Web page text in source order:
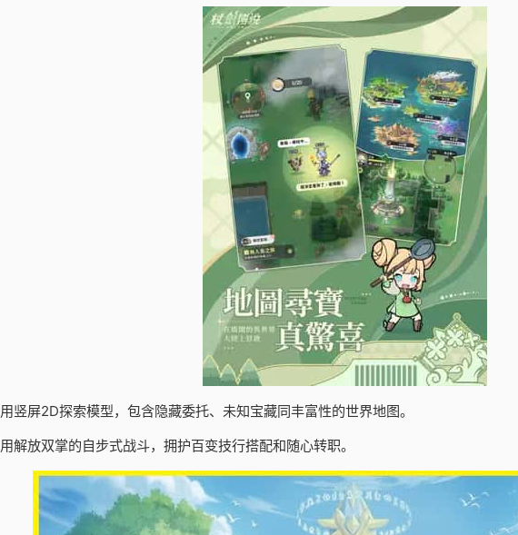
竖屏2D探索模型，包含隐藏委托、未知宝藏同丰富性的世界地图。
解放双掌的自步式战斗，拥护百变技行搭配和随心转职。